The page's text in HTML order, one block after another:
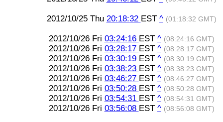
2012/10/25 Thu 20:18:32 EST ^ (01:18:32 GMT)
2012/10/26 Fri 03:24:16 EST ^ (08:24:16 GMT)
2012/10/26 Fri 03:28:17 EST ^ (08:28:17 GMT)
2012/10/26 Fri 03:30:19 EST ^ (08:30:19 GMT)
2012/10/26 Fri 03:38:23 EST ^ (08:38:23 GMT)
2012/10/26 Fri 03:46:27 EST ^ (08:46:27 GMT)
2012/10/26 Fri 03:50:28 EST ^ (08:50:28 GMT)
2012/10/26 Fri 03:54:31 EST ^ (08:54:31 GMT)
2012/10/26 Fri 03:56:08 EST ^ (08:56:08 GMT)